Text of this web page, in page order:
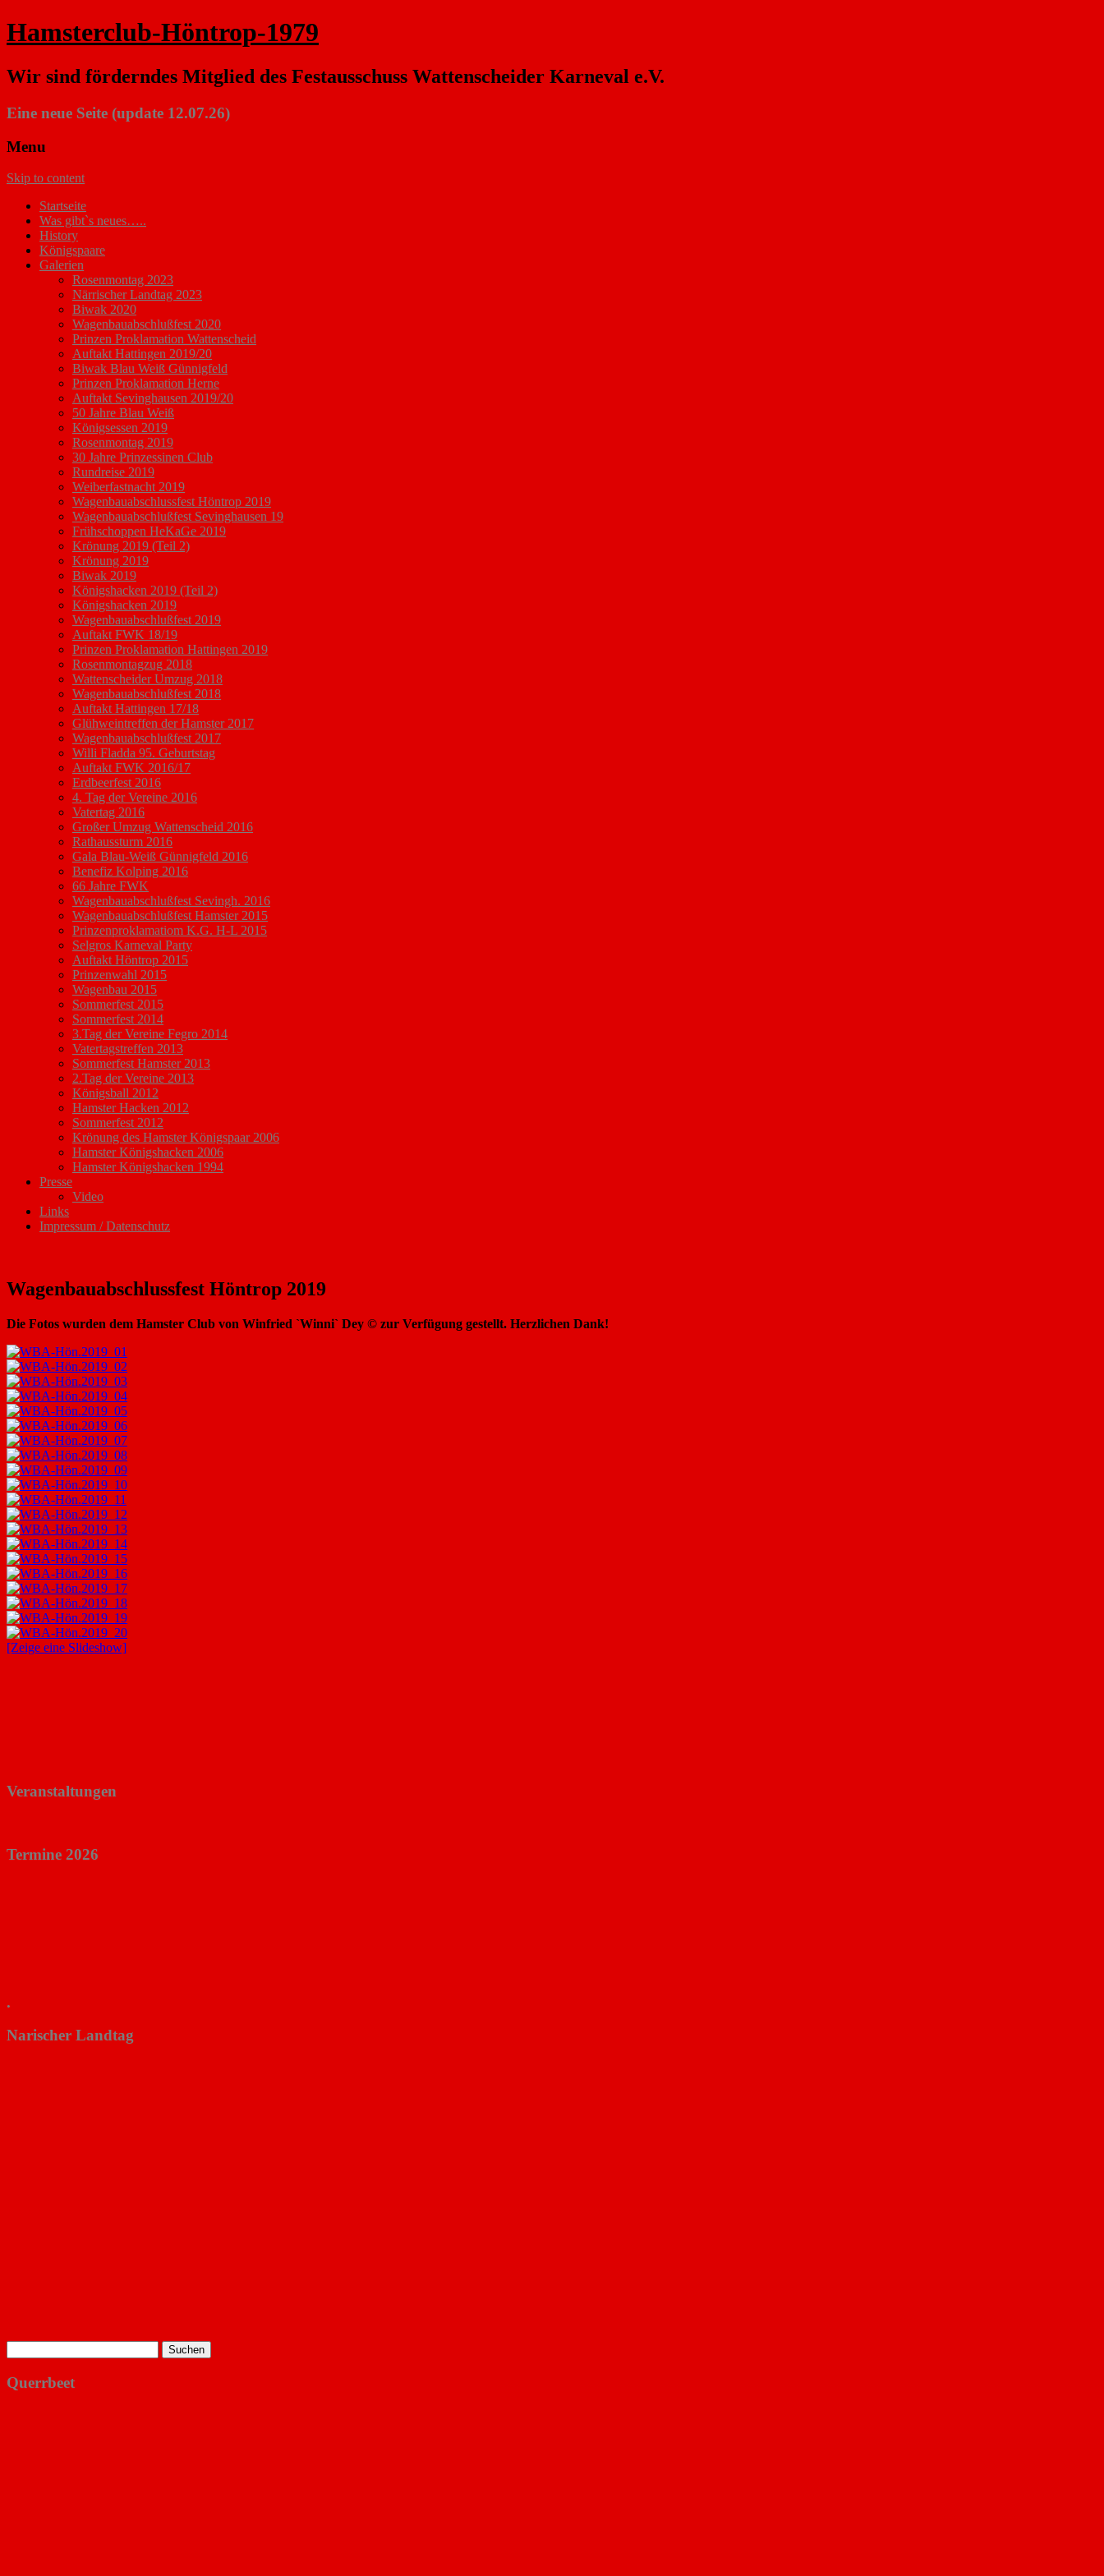
Hamsterclub-Höntrop-1979
Wir sind förderndes Mitglied des Festausschuss Wattenscheider Karneval e.V.
Eine neue Seite (update 12.07.26)
Menu
Skip to content
Startseite
Was gibt`s neues…..
History
Königspaare
Galerien
Rosenmontag 2023
Närrischer Landtag 2023
Biwak 2020
Wagenbauabschlußfest 2020
Prinzen Proklamation Wattenscheid
Auftakt Hattingen 2019/20
Biwak Blau Weiß Günnigfeld
Prinzen Proklamation Herne
Auftakt Sevinghausen 2019/20
50 Jahre Blau Weiß
Königsessen 2019
Rosenmontag 2019
30 Jahre Prinzessinen Club
Rundreise 2019
Weiberfastnacht 2019
Wagenbauabschlussfest Höntrop 2019
Wagenbauabschlußfest Sevinghausen 19
Frühschoppen HeKaGe 2019
Krönung 2019 (Teil 2)
Krönung 2019
Biwak 2019
Königshacken 2019 (Teil 2)
Königshacken 2019
Wagenbauabschlußfest 2019
Auftakt FWK 18/19
Prinzen Proklamation Hattingen 2019
Rosenmontagzug 2018
Wattenscheider Umzug 2018
Wagenbauabschlußfest 2018
Auftakt Hattingen 17/18
Glühweintreffen der Hamster 2017
Wagenbauabschlußfest 2017
Willi Fladda 95. Geburtstag
Auftakt FWK 2016/17
Erdbeerfest 2016
4. Tag der Vereine 2016
Vatertag 2016
Großer Umzug Wattenscheid 2016
Rathaussturm 2016
Gala Blau-Weiß Günnigfeld 2016
Benefiz Kolping 2016
66 Jahre FWK
Wagenbauabschlußfest Sevingh. 2016
Wagenbauabschlußfest Hamster 2015
Prinzenproklamatiom K.G. H-L 2015
Selgros Karneval Party
Auftakt Höntrop 2015
Prinzenwahl 2015
Wagenbau 2015
Sommerfest 2015
Sommerfest 2014
3.Tag der Vereine Fegro 2014
Vatertagstreffen 2013
Sommerfest Hamster 2013
2.Tag der Vereine 2013
Königsball 2012
Hamster Hacken 2012
Sommerfest 2012
Krönung des Hamster Königspaar 2006
Hamster Königshacken 2006
Hamster Königshacken 1994
Presse
Video
Links
Impressum / Datenschutz
Wagenbauabschlussfest Höntrop 2019
Die Fotos wurden dem Hamster Club von Winfried `Winni` Dey © zur Verfügung gestellt. Herzlichen Dank!
[Zeige eine Slideshow]
Veranstaltungen
Termine 2026
.
Narischer Landtag
nach:
Querrbeet